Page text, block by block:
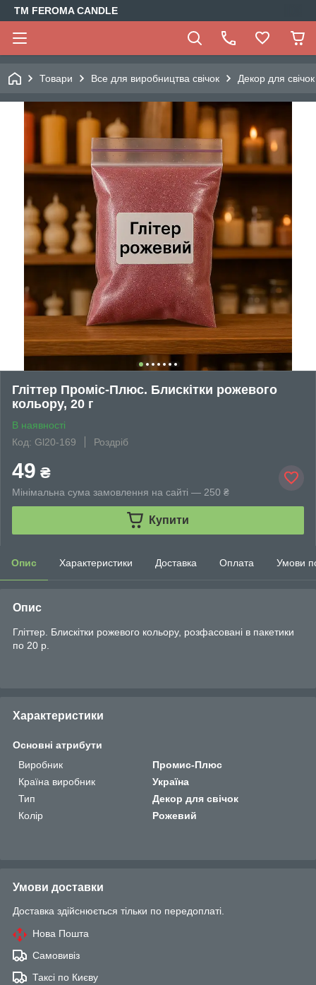
TM FEROMA CANDLE
Товари Все для виробництва свічок Декор для свічок
Гліттер Проміс-Плюс. Блискітки рожевого
кольору, 20 г
В наявності
Код: Gl20-169
Роздріб
49 ₴
Мінімальна сума замовлення на сайті — 250 ₴
Купити
Опис Характеристики Доставка Оплата Умови
Опис
Гліттер. Блискітки рожевого кольору, розфасовані в пакетики
по 20 р.
Характеристики
Основні атрибути
Виробник
Промис-Плюс
Країна виробник
Україна
Тип
Декор для свічок
Колір
Рожевий
Умови доставки
Доставка здійснюється тільки по передоплаті.
Нова Пошта
Самовивіз
Таксі по Києву